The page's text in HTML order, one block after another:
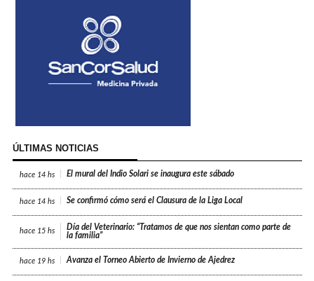
ÚLTIMAS NOTICIAS
hace 14 hs El mural del Indio Solari se inaugura este sábado
hace 14 hs Se confirmó cómo será el Clausura de la Liga Local
hace 15 hs
Día del Veterinario: “Tratamos de que nos sientan como parte de
la familia”
hace 19 hs Avanza el Torneo Abierto de Invierno de Ajedrez